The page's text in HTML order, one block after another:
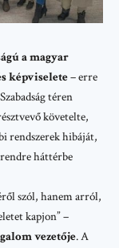
a magyar
képviselete– erre
téren
követelte,
rendszerek hibáját,
háttérbe
szól, hanem arról,
kapjon” –
vezetője. A